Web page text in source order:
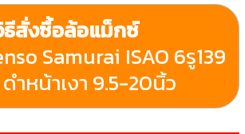
สั่งซื้อล้อแม็กซ์
Samurai ISAO 6รู139
ดำหน้าเงา 9.5-20นิ้ว